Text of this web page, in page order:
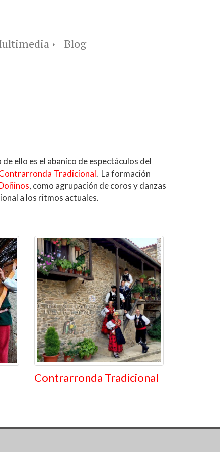
Blog
ello es el abanico de espectáculos del
Tradicional. La formación
, como agrupación de coros y danzas
a los ritmos actuales.
Contrarronda Tradicional